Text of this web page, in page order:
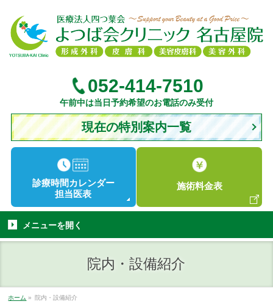
052-414-7510
午前中は当日予約希望のお電話のみ受付
現在の特別案内一覧
診療時間 カレンダー
担当医表
施術料金表
メニューを開く
院内・設備紹介
ホーム » 院内・設備紹介